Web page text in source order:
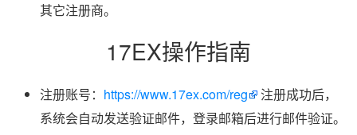
其它注册商。
17EX操作指南
注册账号： https://www.17ex.com/reg
注册成功后，
系统会自动发送验证邮件，登录邮箱后进行邮件验证。